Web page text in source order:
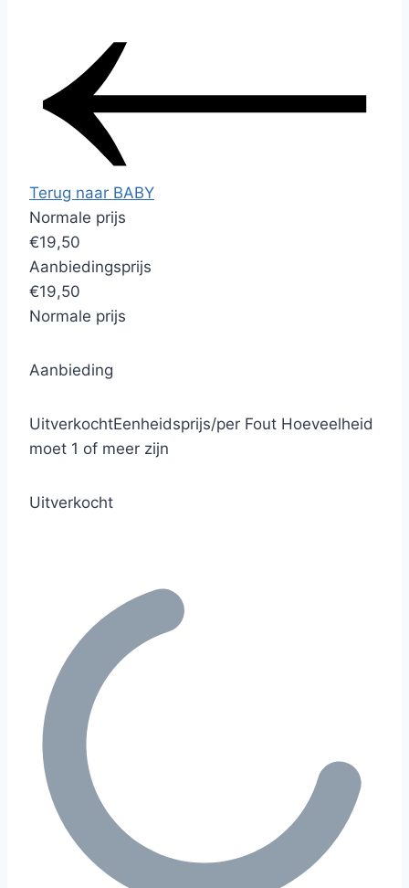
Terug naar BABY
Normale prijs
€19,50
Aanbiedingsprijs
€19,50
Normale prijs
Aanbieding
UitverkochtEenheidsprijs/per Fout Hoeveelheid
moet 1 of meer zijn
Uitverkocht